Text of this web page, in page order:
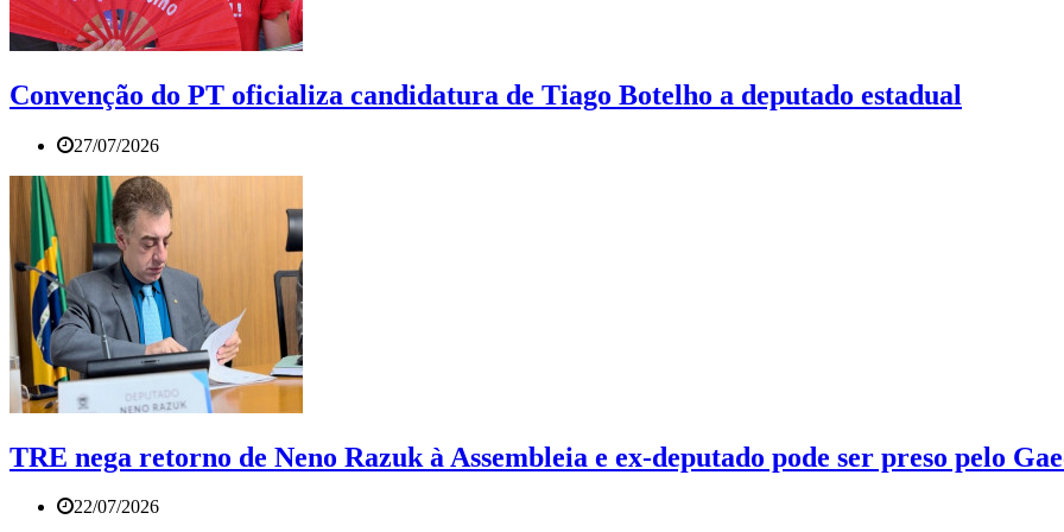
Convenção do PT oficializa candidatura de Tiago Botelho a deputado estadual
27/07/2026
TRE nega retorno de Neno Razuk à Assembleia e ex-deputado pode ser preso pelo
22/07/2026